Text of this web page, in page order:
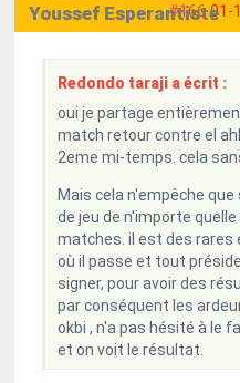
#166 01-
Youssef Esperantiste
Redondo taraji a écrit :
oui je partage
match retour contre el
2eme mi-temps. cela
Mais cela n'empêche
de jeu de n'importe
matches. il est des rares
où il passe et tout
signer, pour avoir des
par conséquent les
okbi , n'a pas hésité à le
et on voit le résultat.